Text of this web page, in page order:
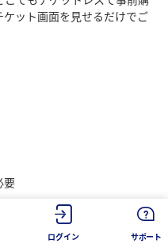
ット画面を見せるだけでご
要
ログイン サポート